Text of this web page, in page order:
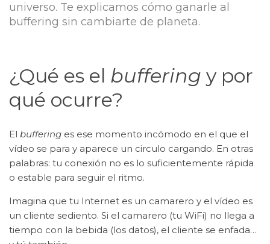
universo. Te explicamos cómo ganarle al
buffering sin cambiarte de planeta.
¿Qué es el buffering y por
qué ocurre?
El buffering es ese momento incómodo en el que el
vídeo se para y aparece un circulo cargando. En otras
palabras: tu conexión no es lo suficientemente rápida
o estable para seguir el ritmo.
Imagina que tu Internet es un camarero y el vídeo es
un cliente sediento. Si el camarero (tu WiFi) no llega a
tiempo con la bebida (los datos), el cliente se enfada…